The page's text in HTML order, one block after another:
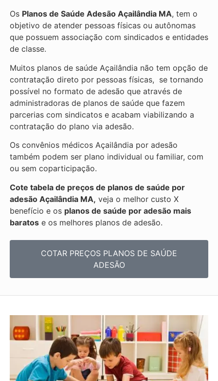
Os Planos de Saúde Adesão Açailândia MA, tem o
objetivo de atender pessoas físicas ou autônomas
que possuem associação com sindicados e entidades
de classe.
Muitos planos de saúde Açailândia não tem opção de
contratação direto por pessoas físicas, se tornando
possível no formato de adesão que através de
administradoras de planos de saúde que fazem
parcerias com sindicatos e acabam viabilizando a
contratação do plano via adesão.
Os convênios médicos Açailândia por adesão
também podem ser plano individual ou familiar, com
ou sem coparticipação.
Cote tabela de preços de planos de saúde por
adesão Açailândia MA, veja o melhor custo X
benefício e os planos de saúde por adesão mais
baratos e os melhores planos de adesão.
COTAR PREÇOS PLANOS DE SAÚDE
ADESÃO